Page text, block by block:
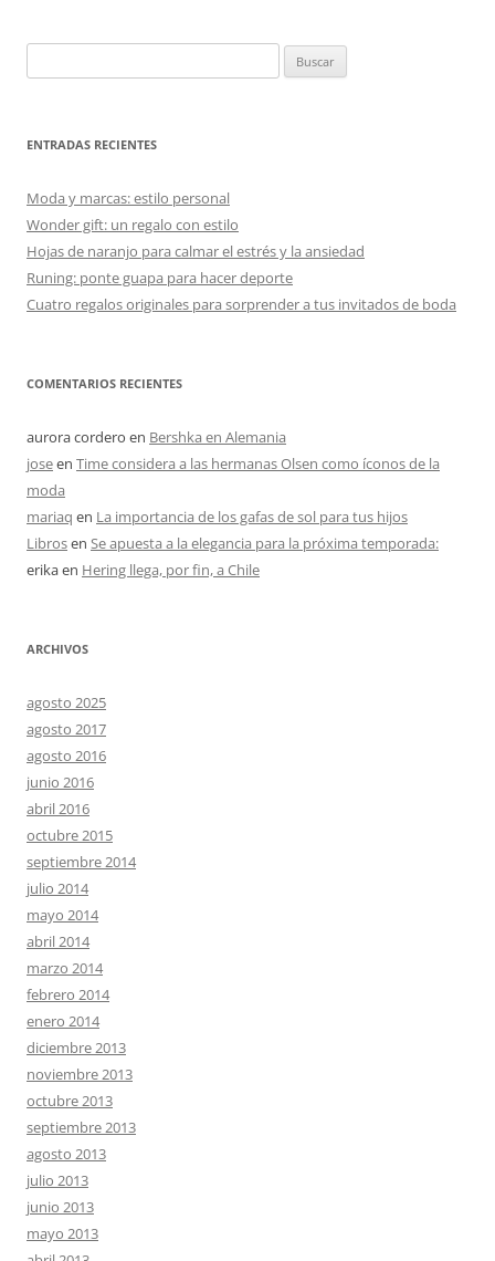
ENTRADAS RECIENTES
Moda y marcas: estilo personal
Wonder gift: un regalo con estilo
Hojas de naranjo para calmar el estrés y la ansiedad
Runing: ponte guapa para hacer deporte
Cuatro regalos originales para sorprender a tus invitados de boda
COMENTARIOS RECIENTES
aurora cordero en Bershka en Alemania
joseen Time considera a las hermanas Olsen como íconos de la
moda
mariaq en La importancia de los gafas de sol para tus hijos
Librosen Se apuesta a la elegancia para la próxima temporada:
erikaen Hering llega, por fin, a Chile
ARCHIVOS
agosto 2025
agosto 2017
agosto 2016
junio 2016
abril 2016
octubre 2015
septiembre 2014
julio 2014
mayo 2014
abril 2014
marzo 2014
febrero 2014
enero 2014
diciembre 2013
noviembre 2013
octubre 2013
septiembre 2013
agosto 2013
julio 2013
junio 2013
mayo 2013